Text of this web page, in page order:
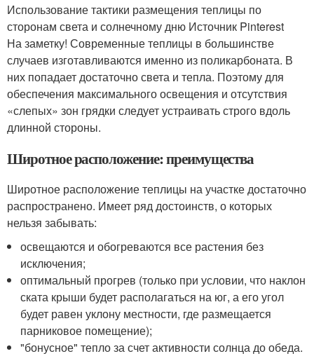
Использование тактики размещения теплицы по
сторонам света и солнечному дню Источник Pinterest
На заметку! Современные теплицы в большинстве
случаев изготавливаются именно из поликарбоната. В
них попадает достаточно света и тепла. Поэтому для
обеспечения максимального освещения и отсутствия
«слепых» зон грядки следует устраивать строго вдоль
длинной стороны.
Широтное расположение: преимущества
Широтное расположение теплицы на участке достаточно
распространено. Имеет ряд достоинств, о которых
нельзя забывать:
освещаются и обогреваются все растения без
исключения;
оптимальный прогрев (только при условии, что наклон
ската крыши будет располагаться на юг, а его угол
будет равен уклону местности, где размещается
парниковое помещение);
"бонусное" тепло за счет активности солнца до обеда.